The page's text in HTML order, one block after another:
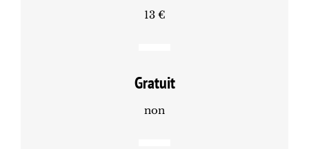
13 €
Gratuit
non